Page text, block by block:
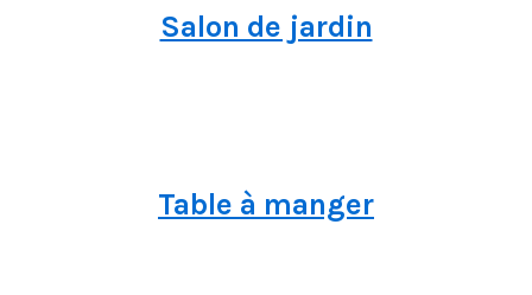
Salon de jardin
Table à manger